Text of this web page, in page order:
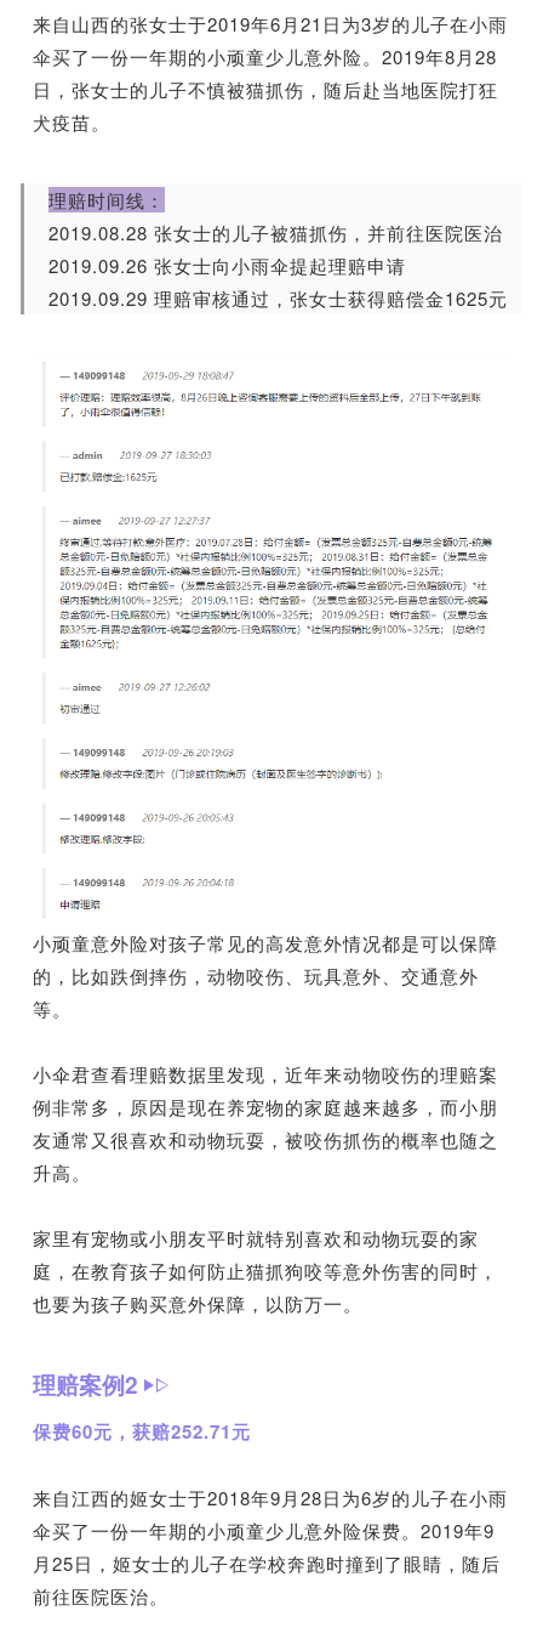
来自山西的张女士于2019年6月21日为3岁的儿子在小雨
伞买了一份一年期的小顽童少儿意外险。2019年8月28
日，张女士的儿子不慎被猫抓伤，随后赴当地医院打狂
犬疫苗。
理赔时间线：
2019.08.28 张女士的儿子被猫抓伤，并前往医院医治
2019.09.26 张女士向小雨伞提起理赔申请
2019.09.29 理赔审核通过，张女士获得赔偿金1625元
小顽童意外险对孩子常见的高发意外情况都是可以保障
的，比如跌倒摔伤，动物咬伤、玩具意外、交通意外
等。
小伞君查看理赔数据里发现，近年来动物咬伤的理赔案
例非常多，原因是现在养宠物的家庭越来越多，而小朋
友通常又很喜欢和动物玩耍，被咬伤抓伤的概率也随之
升高。
家里有宠物或小朋友平时就特别喜欢和动物玩耍的家
庭，在教育孩子如何防止猫抓狗咬等意外伤害的同时，
也要为孩子购买意外保障，以防万一。
理赔案例2
保费60元，获赔252.71元
来自江西的姬女士于2018年9月28日为6岁的儿子在小雨
伞买了一份一年期的小顽童少儿意外险保费。2019年9
月25日，姬女士的儿子在学校奔跑时撞到了眼睛，随后
前往医院医治。